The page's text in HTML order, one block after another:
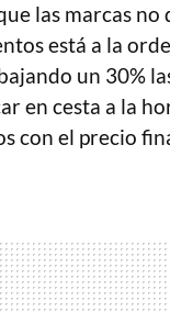
las marcas
está a la
un 30%
en cesta a la
con el precio